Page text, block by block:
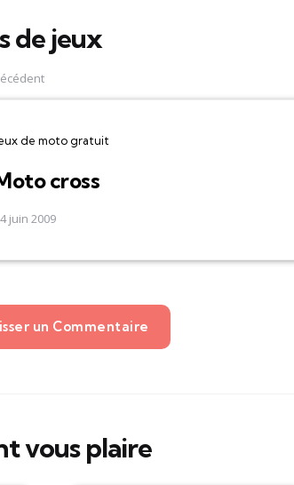
de jeux
de moto gratuit
cross
juin 2009
un Commentaire
vous plaire